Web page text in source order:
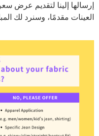
إرسالها إلينا لتقديم عرض
العينات مقدمًا، وسنرد لك